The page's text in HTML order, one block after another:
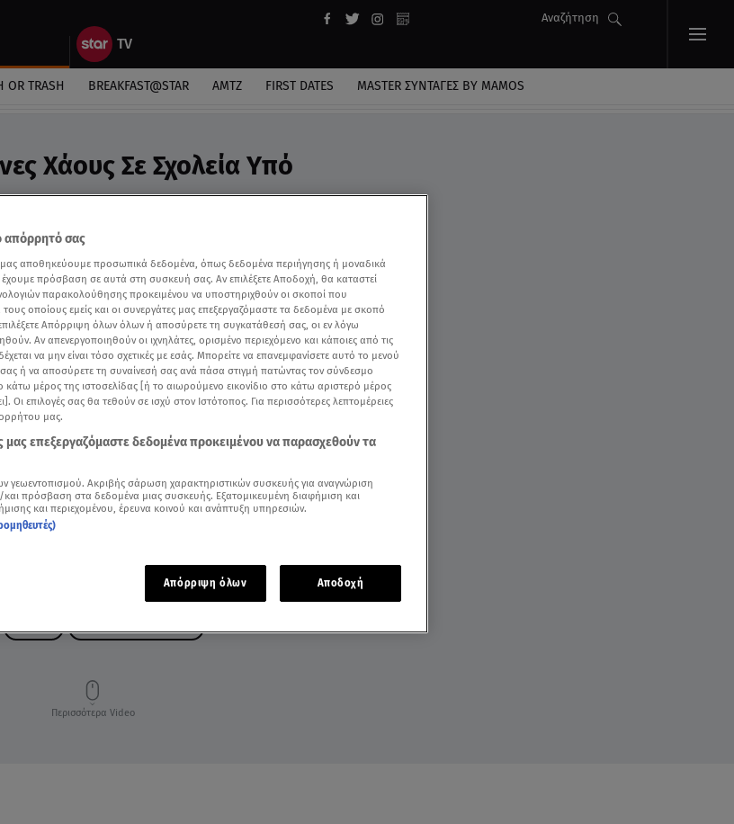
Αναζήτηση
OR TRASH BREAKFAST@STAR ΑΜΤΖ FIRST DATES MASTER ΣΥΝΤΑΓΈΣ BY MAMOS
Χάους Σε Σχολεία Υπό
σε σχολείο και έβαλε τέλος στην κατάληψη
Περισσότερα Video
απόρρητό σας
μας αποθηκεύουμε προσωπικά δεδομένα, όπως δεδομένα περιήγησης ή μοναδικά
έχουμε πρόσβαση σε αυτά στη συσκευή σας. Αν επιλέξετε Αποδοχή, θα καταστεί
παρακολούθησης προκειμένου να υποστηριχθούν οι σκοποί που
οποίους εμείς και οι συνεργάτες μας επεξεργαζόμαστε τα δεδομένα με σκοπό
Απόρριψη όλων όλων ή αποσύρετε τη συγκατάθεσή σας, οι εν λόγω
Αν απενεργοποιηθούν οι ιχνηλάτες, ορισμένο περιεχόμενο και κάποιες από τις
να μην είναι τόσο σχετικές με εσάς. Μπορείτε να επανεμφανίσετε αυτό το μενού
σας ή να αποσύρετε τη συναίνεσή σας ανά πάσα στιγμή πατώντας τον σύνδεσμο
κάτω μέρος της ιστοσελίδας [ή το αιωρούμενο εικονίδιο στο κάτω αριστερό μέρος
Οι επιλογές σας θα τεθούν σε ισχύ στον Ιστότοπος. Για περισσότερες λεπτομέρειες
μας.
μας επεξεργαζόμαστε δεδομένα προκειμένου να παρασχεθούν τα
γεωεντοπισμού. Ακριβής σάρωση χαρακτηριστικών συσκευής για αναγνώριση
πρόσβαση στα δεδομένα μιας συσκευής. Εξατομικευμένη διαφήμιση και
και περιεχομένου, έρευνα κοινού και ανάπτυξη υπηρεσιών.
Απόρριψη όλων Αποδοχή